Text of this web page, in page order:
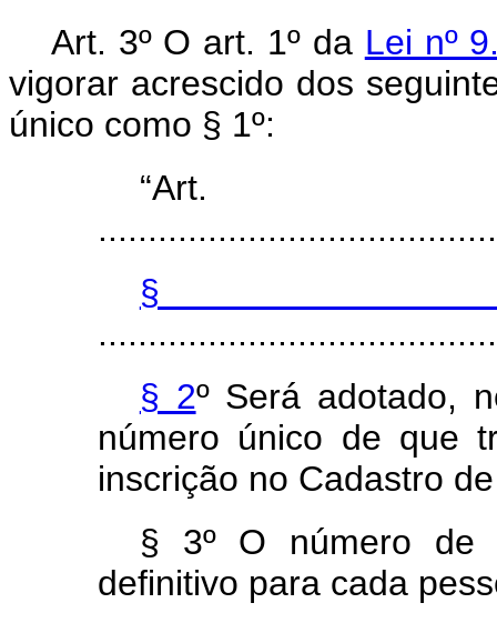
Art. 3º O art. 1º da Lei nº
vigorar acrescido dos
único como § 1º:
§
§ 2º Será adotado,
número único de que
inscrição no Cadastro
§ 3º O número de
definitivo para cada